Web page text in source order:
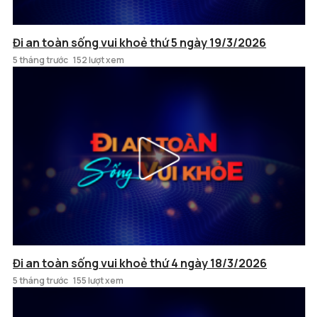
Đi an toàn sống vui khoẻ thứ 5 ngày 19/3/2026
5 tháng trước 152 lượt xem
Đi an toàn sống vui khoẻ thứ 4 ngày 18/3/2026
5 tháng trước 155 lượt xem